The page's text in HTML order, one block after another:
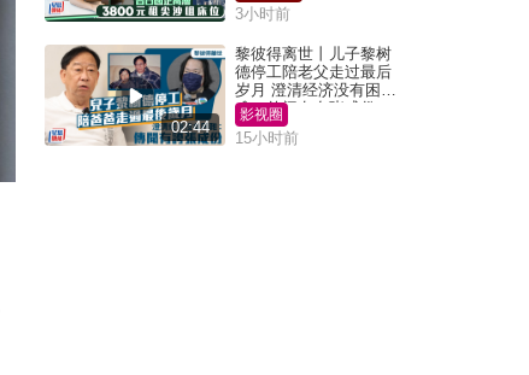
3小时前
02:44
黎彼得离世丨儿子黎树
德停工陪老父走过最后
岁月 澄清经济没有困
难：传闻有夸张成份
影视圈
15小时前